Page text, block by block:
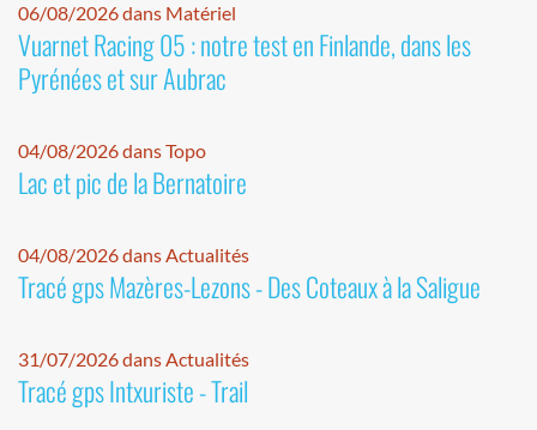
06/08/2026 dans Matériel
Vuarnet Racing 05 : notre test en Finlande, dans les
Pyrénées et sur Aubrac
04/08/2026 dans Topo
Lac et pic de la Bernatoire
04/08/2026 dans Actualités
Tracé gps Mazères-Lezons - Des Coteaux à la Saligue
31/07/2026 dans Actualités
Tracé gps Intxuriste - Trail